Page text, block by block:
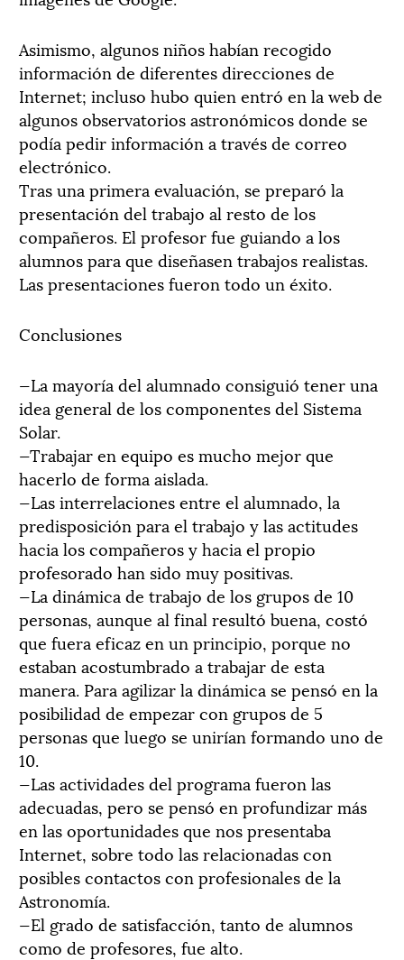
Asimismo, algunos niños habían recogido
información de diferentes direcciones de
Internet; incluso hubo quien entró en la web de
algunos observatorios astronómicos donde se
podía pedir información a través de correo
electrónico.
Tras una primera evaluación, se preparó la
presentación del trabajo al resto de los
compañeros. El profesor fue guiando a los
alumnos para que diseñasen trabajos realistas.
Las presentaciones fueron todo un éxito.
Conclusiones
—La mayoría del alumnado consiguió tener una
idea general de los componentes del Sistema
Solar.
—Trabajar en equipo es mucho mejor que
hacerlo de forma aislada.
—Las interrelaciones entre el alumnado, la
predisposición para el trabajo y las actitudes
hacia los compañeros y hacia el propio
profesorado han sido muy positivas.
—La dinámica de trabajo de los grupos de 10
personas, aunque al final resultó buena, costó
que fuera eficaz en un principio, porque no
estaban acostumbrado a trabajar de esta
manera. Para agilizar la dinámica se pensó en la
posibilidad de empezar con grupos de 5
personas que luego se unirían formando uno de
10.
—Las actividades del programa fueron las
adecuadas, pero se pensó en profundizar más
en las oportunidades que nos presentaba
Internet, sobre todo las relacionadas con
posibles contactos con profesionales de la
Astronomía.
—El grado de satisfacción, tanto de alumnos
como de profesores, fue alto.